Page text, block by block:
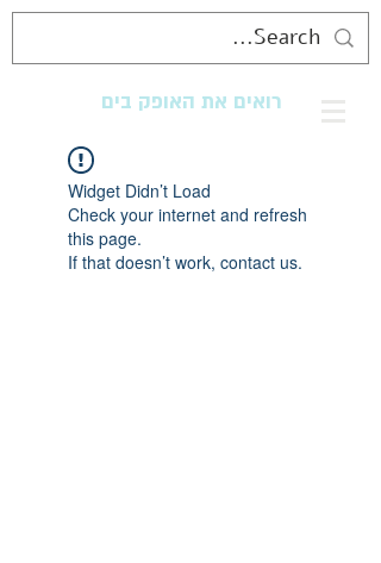
רואים את האופק בים
Widget Didn’t Load
Check your internet and refresh
this page.
If that doesn’t work, contact us.